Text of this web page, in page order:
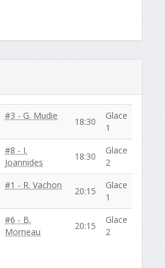
#3 - G. Mudie
18:30
Glace
1
#8 - I.
Joannides
18:30
Glace
2
#1 - R. Vachon
20:15
Glace
1
#6 - B.
Morneau
20:15
Glace
2